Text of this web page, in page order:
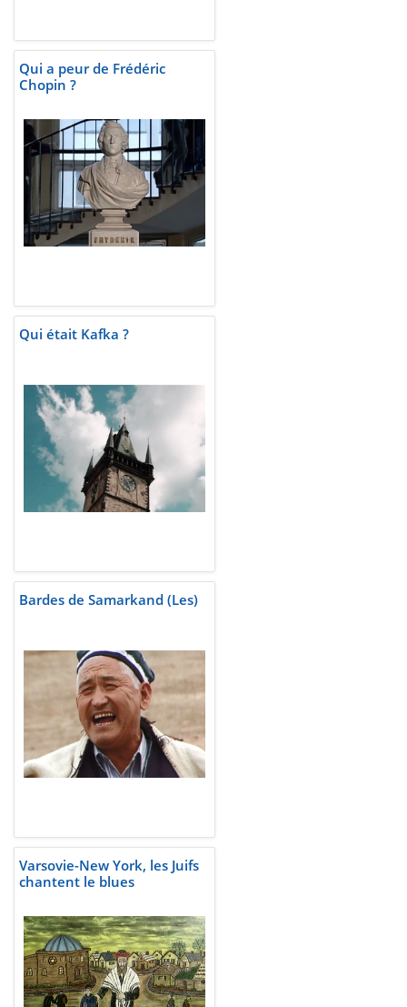
Qui a peur de Frédéric
Chopin ?
Qui était Kafka ?
Bardes de Samarkand (Les)
Varsovie-New York, les Juifs
chantent le blues